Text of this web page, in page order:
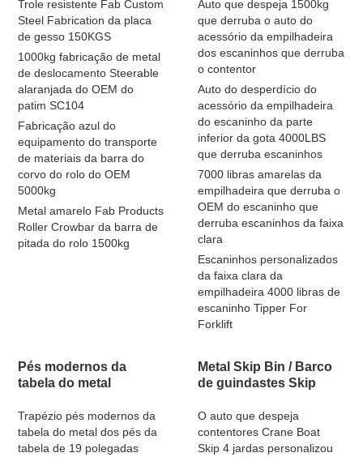
Trole resistente Fab Custom
Steel Fabrication da placa
de gesso 150KGS
1000kg fabricação de metal
de deslocamento Steerable
alaranjada do OEM do
patim SC104
Fabricação azul do
equipamento do transporte
de materiais da barra do
corvo do rolo do OEM
5000kg
Metal amarelo Fab Products
Roller Crowbar da barra de
pitada do rolo 1500kg
Auto que despeja 1500kg
que derruba o auto do
acessório da empilhadeira
dos escaninhos que derruba
o contentor
Auto do desperdício do
acessório da empilhadeira
do escaninho da parte
inferior da gota 4000LBS
que derruba escaninhos
7000 libras amarelas da
empilhadeira que derruba o
OEM do escaninho que
derruba escaninhos da faixa
clara
Escaninhos personalizados
da faixa clara da
empilhadeira 4000 libras de
escaninho Tipper For
Forklift
Pés modernos da
tabela do metal
Trapézio pés modernos da
tabela do metal dos pés da
tabela de 19 polegadas
Metal Skip Bin / Barco
de guindastes Skip
O auto que despeja
contentores Crane Boat
Skip 4 jardas personalizou